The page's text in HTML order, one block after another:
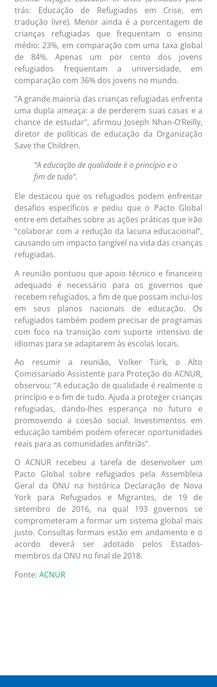
trás: Educação de Refugiados em Crise, em
tradução livre). Menor ainda é a porcentagem de
crianças refugiadas que frequentam o ensino
médio: 23%, em comparação com uma taxa global
de 84%. Apenas um por cento dos jovens
refugiados frequentam a universidade, em
comparação com 36% dos jovens no mundo.
“A grande maioria das crianças refugiadas enfrenta
uma dupla ameaça: a de perderem suas casas e a
chance de estudar”, afirmou Joseph Nhan-O’Reilly,
diretor de políticas de educação da Organização
Save the Children.
“A educação de qualidade é o princípio e o
fim de tudo”.
Ele destacou que os refugiados podem enfrentar
desafios específicos e pediu que o Pacto Global
entre em detalhes sobre as ações práticas que irão
“colaborar com a redução da lacuna educacional”,
causando um impacto tangível na vida das crianças
refugiadas.
A reunião pontuou que apoio técnico e financeiro
adequado é necessário para os governos que
recebem refugiados, a fim de que possam inclui-los
em seus planos nacionais de educação. Os
refugiados também podem precisar de programas
com foco na transição com suporte intensivo de
idiomas para se adaptarem às escolas locais.
Ao resumir a reunião, Volker Türk, o Alto
Comissariado Assistente para Proteção do ACNUR,
observou: “A educação de qualidade é realmente o
princípio e o fim de tudo. Ajuda a proteger crianças
refugiadas, dando-lhes esperança no futuro e
promovendo a coesão social. Investimentos em
educação também podem oferecer oportunidades
reais para as comunidades anfitriãs”.
O ACNUR recebeu a tarefa de desenvolver um
Pacto Global sobre refugiados pela Assembleia
Geral da ONU na histórica Declaração de Nova
York para Refugiados e Migrantes, de 19 de
setembro de 2016, na qual 193 governos se
comprometeram a formar um sistema global mais
justo. Consultas formais estão em andamento e o
acordo deverá ser adotado pelos Estados-
membros da ONU no final de 2018.
Fonte: ACNUR